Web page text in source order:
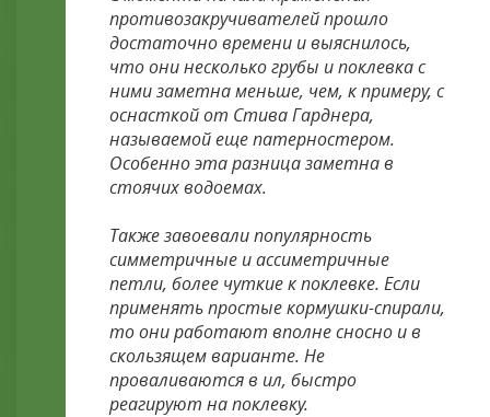
противозакручивателей прошло
достаточно времени и выяснилось,
что они несколько грубы и поклевка с
ними заметна меньше, чем, к примеру, с
оснасткой от Стива Гарднера,
называемой еще патерностером.
Особенно эта разница заметна в
стоячих водоемах.
Также завоевали популярность
симметричные и ассиметричные
петли, более чуткие к поклевке. Если
применять простые кормушки-спирали,
то они работают вполне сносно и в
скользящем варианте. Не
проваливаются в ил, быстро
реагируют на поклевку.